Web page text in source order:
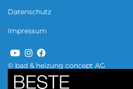
© bad & heizung concept AG
Datenschutz
Impressum